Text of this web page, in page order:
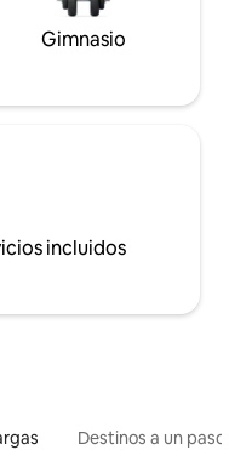
Gimnasio
incluidos
Destinos a un